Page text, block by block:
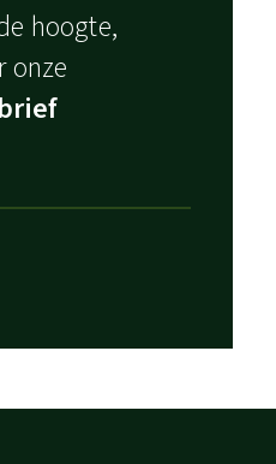
hoogte,
onze